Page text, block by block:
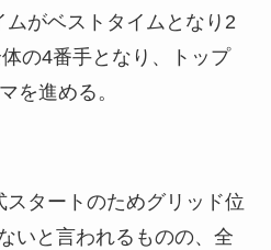
がベストタイムとなり2
の4番手となり、トップ
を進める。
タートのためグリッド位
いと言われるものの、全